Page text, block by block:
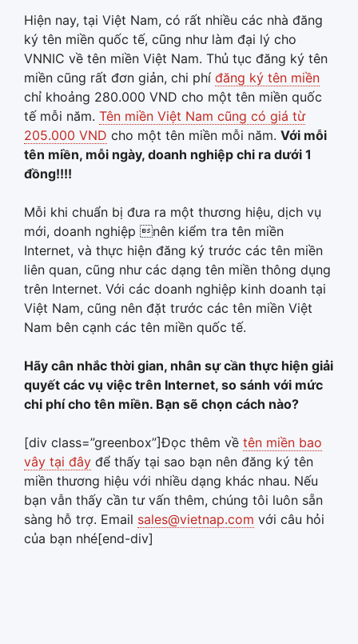
Hiện nay, tại Việt Nam, có rất nhiều các nhà đăng
ký tên miền quốc tế, cũng như làm đại lý cho
VNNIC về tên miền Việt Nam. Thủ tục đăng ký tên
miền cũng rất đơn giản, chi phí đăng ký tên miền
chỉ khoảng 280.000 VND cho một tên miền quốc
tế mỗi năm. Tên miền Việt Nam cũng có giá từ
205.000 VND cho một tên miền mỗi năm. Với mỗi
tên miền, mỗi ngày, doanh nghiệp chi ra dưới 1
đồng!!!!
Mỗi khi chuẩn bị đưa ra một thương hiệu, dịch vụ
mới, doanh nghiệp nên kiểm tra tên miền
Internet, và thực hiện đăng ký trước các tên miền
liên quan, cũng như các dạng tên miền thông dụng
trên Internet. Với các doanh nghiệp kinh doanh tại
Việt Nam, cũng nên đặt trước các tên miền Việt
Nam bên cạnh các tên miền quốc tế.
Hãy cân nhắc thời gian, nhân sự cần thực hiện giải
quyết các vụ việc trên Internet, so sánh với mức
chi phí cho tên miền. Bạn sẽ chọn cách nào?
[div class=”greenbox”]Đọc thêm về tên miền bao
vây tại đây để thấy tại sao bạn nên đăng ký tên
miền thương hiệu với nhiều dạng khác nhau. Nếu
bạn vẫn thấy cần tư vấn thêm, chúng tôi luôn sẵn
sàng hỗ trợ. Email sales@vietnap.com với câu hỏi
của bạn nhé[end-div]